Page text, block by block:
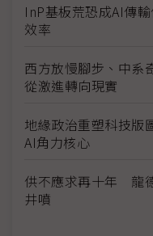
InP基板荒恐成AI傳
效率
西方放慢腳步、中
從激進轉向現實
地緣政治重塑科技
AI角力核心
供不應求再十年 龍
井噴